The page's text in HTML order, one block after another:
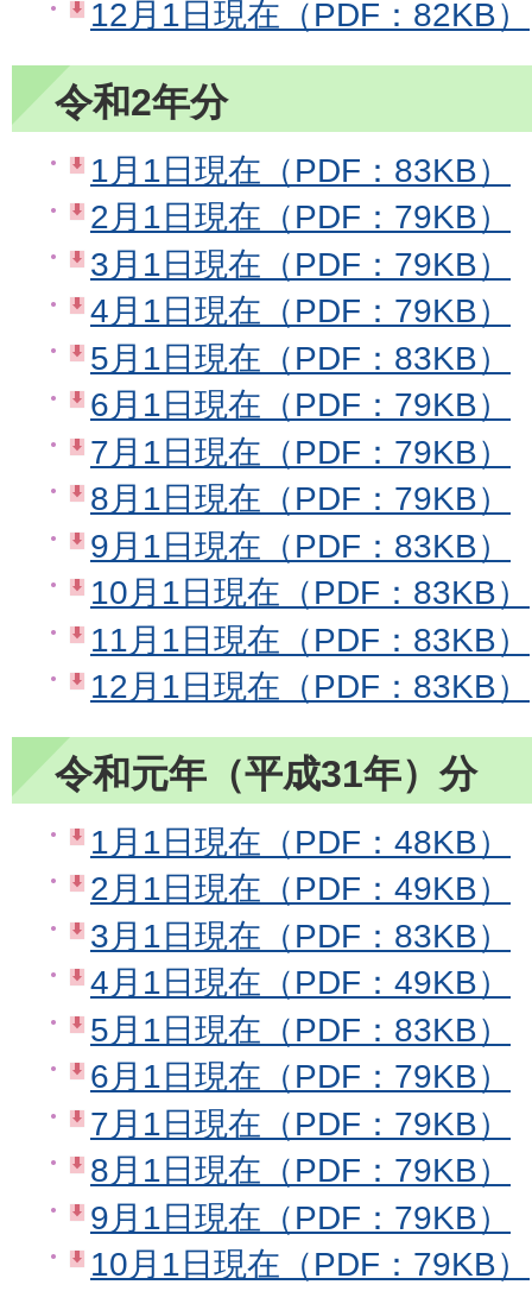
12月1日現在（PDF：82KB）
令和2年分
1月1日現在（PDF：83KB）
2月1日現在（PDF：79KB）
3月1日現在（PDF：79KB）
4月1日現在（PDF：79KB）
5月1日現在（PDF：83KB）
6月1日現在（PDF：79KB）
7月1日現在（PDF：79KB）
8月1日現在（PDF：79KB）
9月1日現在（PDF：83KB）
10月1日現在（PDF：83KB）
11月1日現在（PDF：83KB）
12月1日現在（PDF：83KB）
令和元年（平成31年）分
1月1日現在（PDF：48KB）
2月1日現在（PDF：49KB）
3月1日現在（PDF：83KB）
4月1日現在（PDF：49KB）
5月1日現在（PDF：83KB）
6月1日現在（PDF：79KB）
7月1日現在（PDF：79KB）
8月1日現在（PDF：79KB）
9月1日現在（PDF：79KB）
10月1日現在（PDF：79KB）